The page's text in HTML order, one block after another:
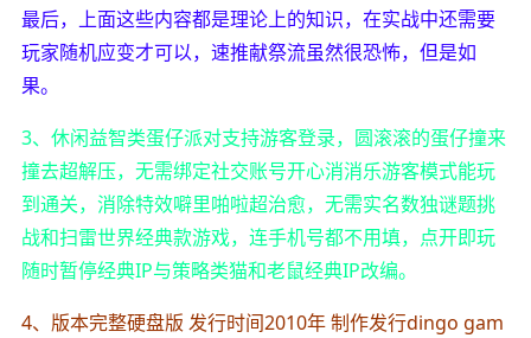
最后，上面这些内容都是理论上的知识，在实战中还需要
玩家随机应变才可以，速推献祭流虽然很恐怖，但是如
果。
3、休闲益智类蛋仔派对支持游客登录，圆滚滚的蛋仔撞来
撞去超解压，无需绑定社交账号开心消消乐游客模式能玩
到通关，消除特效噼里啪啦超治愈，无需实名数独谜题挑
战和扫雷世界经典款游戏，连手机号都不用填，点开即玩
随时暂停经典IP与策略类猫和老鼠经典IP改编。
4、版本完整硬盘版 发行时间2010年 制作发行dingo gam